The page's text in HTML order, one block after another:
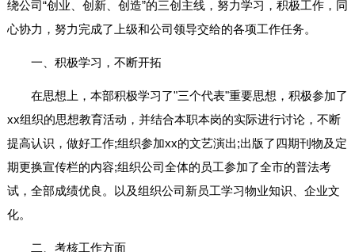
绕公司“创业、创新、创造”的三创主线，努力学习，积极工作，同
心协力，努力完成了上级和公司领导交给的各项工作任务。
一、积极学习，不断开拓
在思想上，本部积极学习了"三个代表"重要思想，积极参加了
xx组织的思想教育活动，并结合本职本岗的实际进行讨论，不断
提高认识，做好工作;组织参加xx的文艺演出;出版了四期刊物及定
期更换宣传栏的内容;组织公司全体的员工参加了全市的普法考
试，全部成绩优良。以及组织公司新员工学习物业知识、企业文
化。
二、考核工作方面